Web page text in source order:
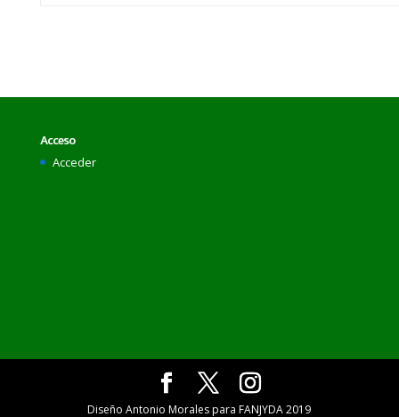
Acceso
Acceder
Diseño Antonio Morales para FANJYDA 2019